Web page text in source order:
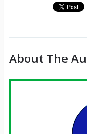
About The